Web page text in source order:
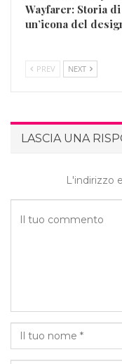
Wayfarer: Storia di
un’icona del
PREV NEXT
LASCIA UNA
L'indirizzo